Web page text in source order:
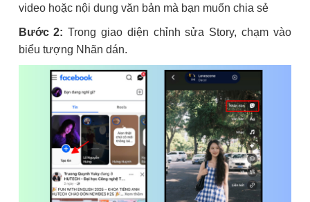
video hoặc nội dung văn bản mà bạn muốn chia sẻ
Bước 2: Trong giao diện chỉnh sửa Story, chạm vào
biểu tượng Nhãn dán.